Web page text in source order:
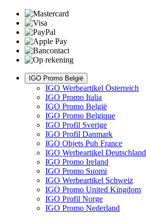
IGO Promo België
IGO Werbeartikel Österreich
IGO Promo Italia
IGO Promo België
IGO Promo Belgique
IGO Profil Sverige
IGO Profil Danmark
IGO Objets Pub France
IGO Werbeartikel Deutschland
IGO Promo Ireland
IGO Promo Suomi
IGO Werbeartikel Schweiz
IGO Promo United Kingdom
IGO Profil Norge
IGO Promo Nederland